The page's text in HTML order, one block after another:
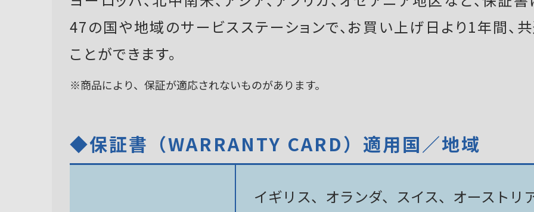
47の国や地域のサービスステーションで、お買い上げ日より1年間、
ことができます。
※商品により、保証が適応されないものがあります。
◆保証書（WARRANTY CARD）適用国／地域
イギリス、オランダ、スイス、オーストリ